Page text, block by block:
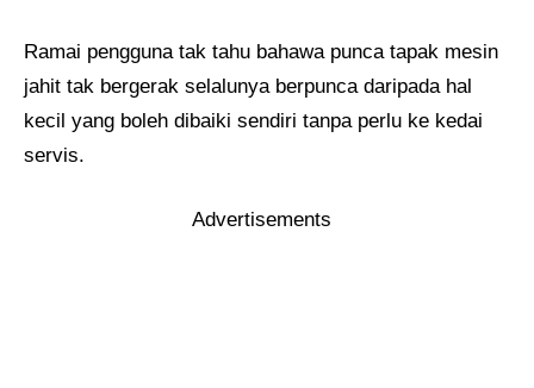
Ramai pengguna tak tahu bahawa punca tapak mesin
jahit tak bergerak selalunya berpunca daripada hal
kecil yang boleh dibaiki sendiri tanpa perlu ke kedai
servis.
Advertisements